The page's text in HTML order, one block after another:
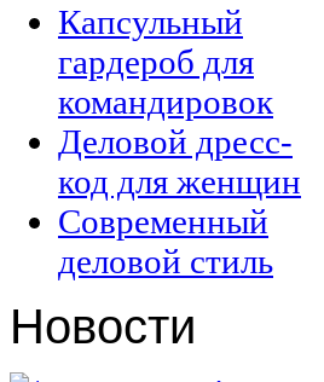
Капсульный
гардероб для
командировок
Деловой дресс-
код для женщин
Современный
деловой стиль
Новости